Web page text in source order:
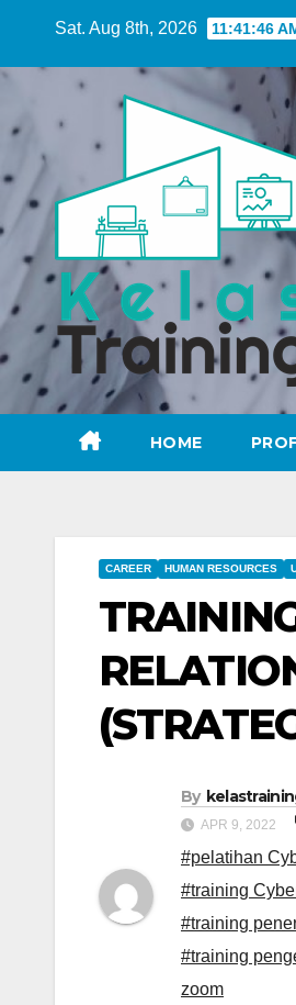
content
Sat. Aug 8th, 2026 11:41:47
HOME
CAREER HUMAN RESOURCES
By
APR 9, 2022
#pelatihan
#training
#training
#training
zoom